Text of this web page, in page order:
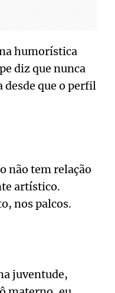
humorística
diz que nunca
desde que o perfil
não tem relação
artístico.
nos palcos.
juventude,